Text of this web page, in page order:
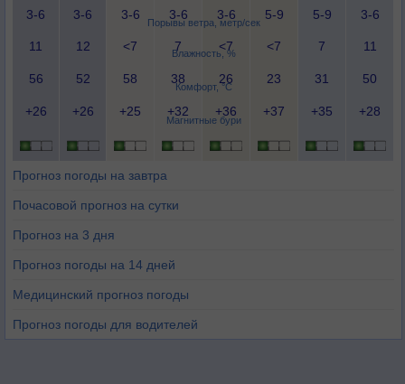
Порывы ветра, метр/сек
Влажность, %
Комфорт, °C
Магнитные бури
3-6
3-6
3-6
3-6
3-6
5-9
5-9
3-6
11 12 <7 7 <7 <7 7 11
56 52 58 38 26 23 31 50
+26 +26 +25 +32 +36 +37 +35 +28
Прогноз погоды на завтра
Почасовой прогноз на сутки
Прогноз на 3 дня
Прогноз погоды на 14 дней
Медицинский прогноз погоды
Прогноз погоды для водителей